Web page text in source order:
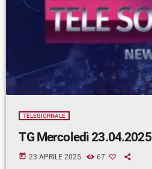
TELEGIORNALE
TG Mercoledì 23.04.2025
today 23 APRILE 2025 67